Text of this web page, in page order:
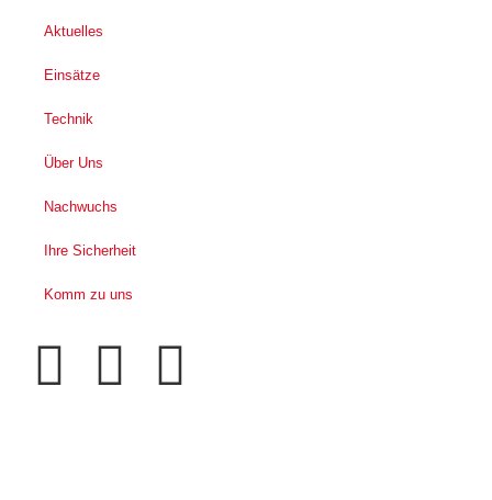
Aktuelles
Einsätze
Technik
Über Uns
Nachwuchs
Ihre Sicherheit
Komm zu uns